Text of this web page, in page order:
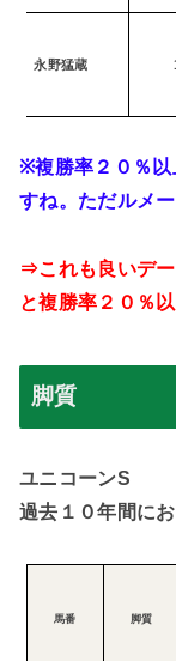
永野猛蔵
※複勝率２０％
すね。ただルメ
⇒これも良いデ
と複勝率２０％以
脚質
ユニコーンS
過去１０年間に
馬番 脚質